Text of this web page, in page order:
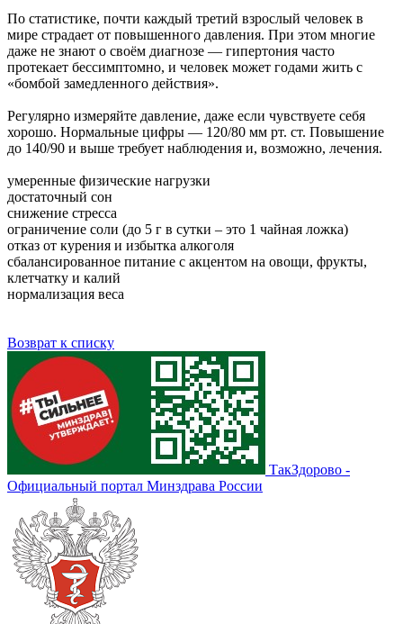
По статистике, почти каждый третий взрослый человек в
мире страдает от повышенного давления. При этом многие
даже не знают о своём диагнозе — гипертония часто
протекает бессимптомно, и человек может годами жить с
«бомбой замедленного действия».
Регулярно измеряйте давление, даже если чувствуете себя
хорошо. Нормальные цифры — 120/80 мм рт. ст. Повышение
до 140/90 и выше требует наблюдения и, возможно, лечения.
умеренные физические нагрузки
достаточный сон
снижение стресса
ограничение соли (до 5 г в сутки – это 1 чайная ложка)
отказ от курения и избытка алкоголя
сбалансированное питание с акцентом на овощи, фрукты,
клетчатку и калий
нормализация веса
Возврат к списку
ТакЗдорово -
Официальный портал Минздрава России